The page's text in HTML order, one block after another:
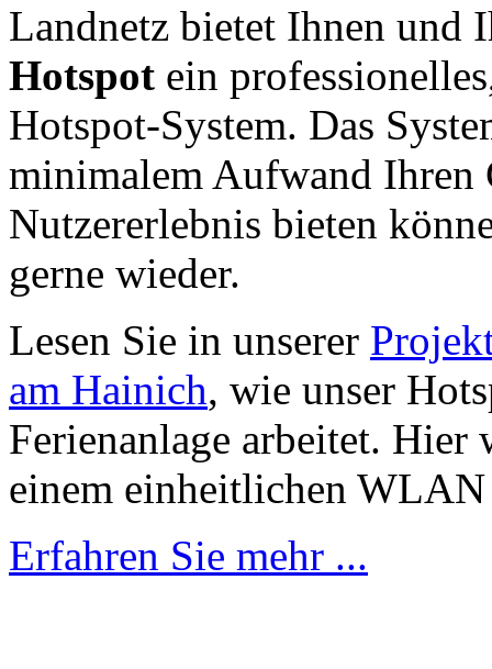
Landnetz bietet Ihnen und
Hotspot ein
Hotspot-System. Das
minimalem Aufwand Ihren
Nutzererlebnis bieten
gerne wieder.
Lesen Sie in unserer
am Hainich, wie unser
Ferienanlage arbeitet. Hier
einem einheitlichen
Erfahren Sie mehr ...